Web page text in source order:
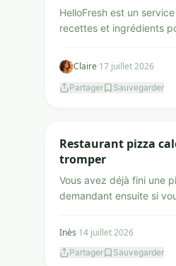
HelloFresh est un
recettes et ingrédients
Claire·17 juillet 2026
Partager Sauvegarder
Nutrition et alimentation
Restaurant pizza
tromper
Vous avez déjà fini une
demandant ensuite si
Inès·14 juillet 2026
Partager Sauvegarder